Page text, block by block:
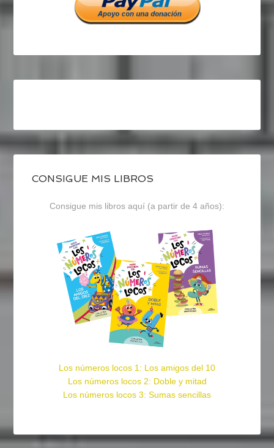
CONSIGUE MIS LIBROS
Consigue mis libros aquí (a partir de 4 años):
Los números locos 1: Los amigos del 10
Los números locos 2: Doble y mitad
Los números locos 3: Sumas sencillas